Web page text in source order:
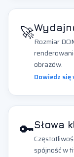
🚀Rozmiar
obrazów.
Dowiedz
🔑Słowa
spójność w